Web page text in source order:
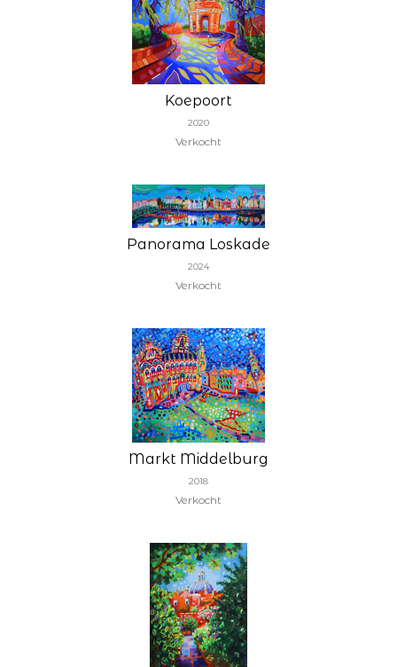
Koepoort
2020
Verkocht
Panorama Loskade
2024
Verkocht
Markt Middelburg
2018
Verkocht